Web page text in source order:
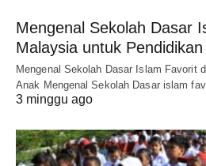
Mengenal Sekolah Dasar
Malaysia untuk
Mengenal Sekolah Dasar Islam Favorit
Anak Mengenal Sekolah Dasar islam
3 minggu ago